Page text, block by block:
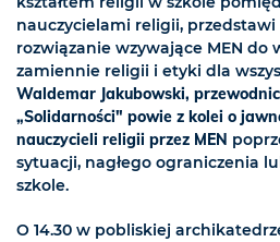
nauczycielami religii,
rozwiązanie wzywające MEN do
zamiennie religii i etyki dla
Waldemar Jakubowski,
„Solidarności" powie z kolei o
nauczycieli religii przez MEN
sytuacji, nagłego ograniczenia
szkole.
O 14.30 w pobliskiej